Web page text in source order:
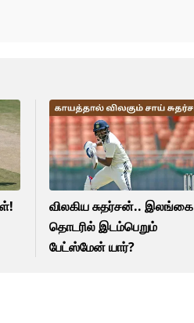
விலகிய சுதர்சன்.. இலங்கை
தொடரில் இடம்பெறும்
பேட்ஸ்மேன் யார்?